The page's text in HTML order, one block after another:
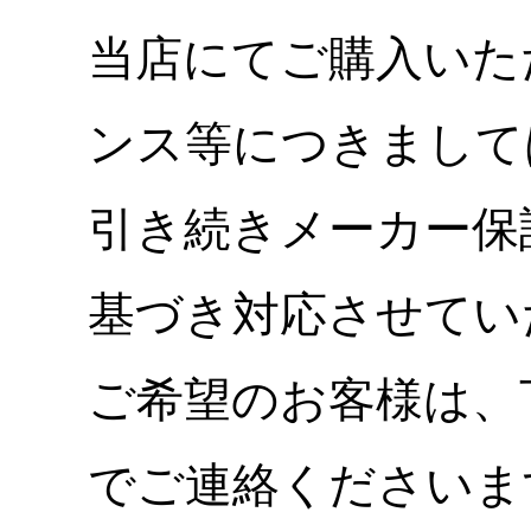
当店にてご購入い
ンス等につきまし
引き続きメーカー
基づき対応させて
ご希望のお客様は
でご連絡ください